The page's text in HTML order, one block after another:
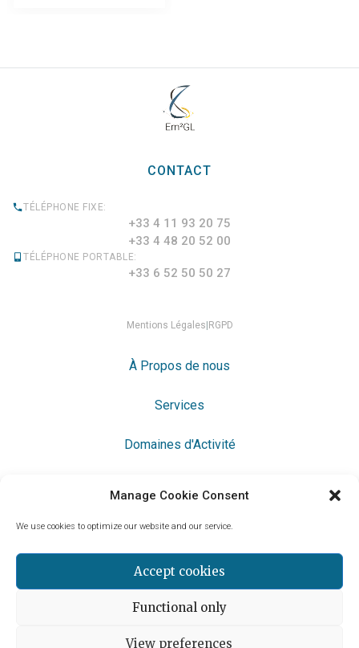
Manage Cookie Consent
We use cookies to optimize our website and our service.
Accept cookies
Functional only
View preferences
CONTACT
TÉLÉPHONE FIXE:
+33 4 11 93 20 75
+33 4 48 20 52 00
TÉLÉPHONE PORTABLE:
+33 6 52 50 50 27
Mentions Légales|RGPD
À Propos de nous
Services
Domaines d'Activité
Contactez-nous pour discuter de votre projet
NOUS CONTACTER